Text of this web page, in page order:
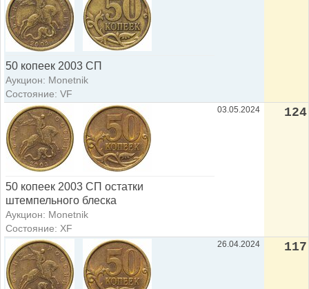
50 копеек 2003 СП
Аукцион: Monetnik
Состояние: VF
50 копеек 2003 СП остатки
штемпельного блеска
Аукцион: Monetnik
Состояние: XF
03.05.2024 124
26.04.2024 117